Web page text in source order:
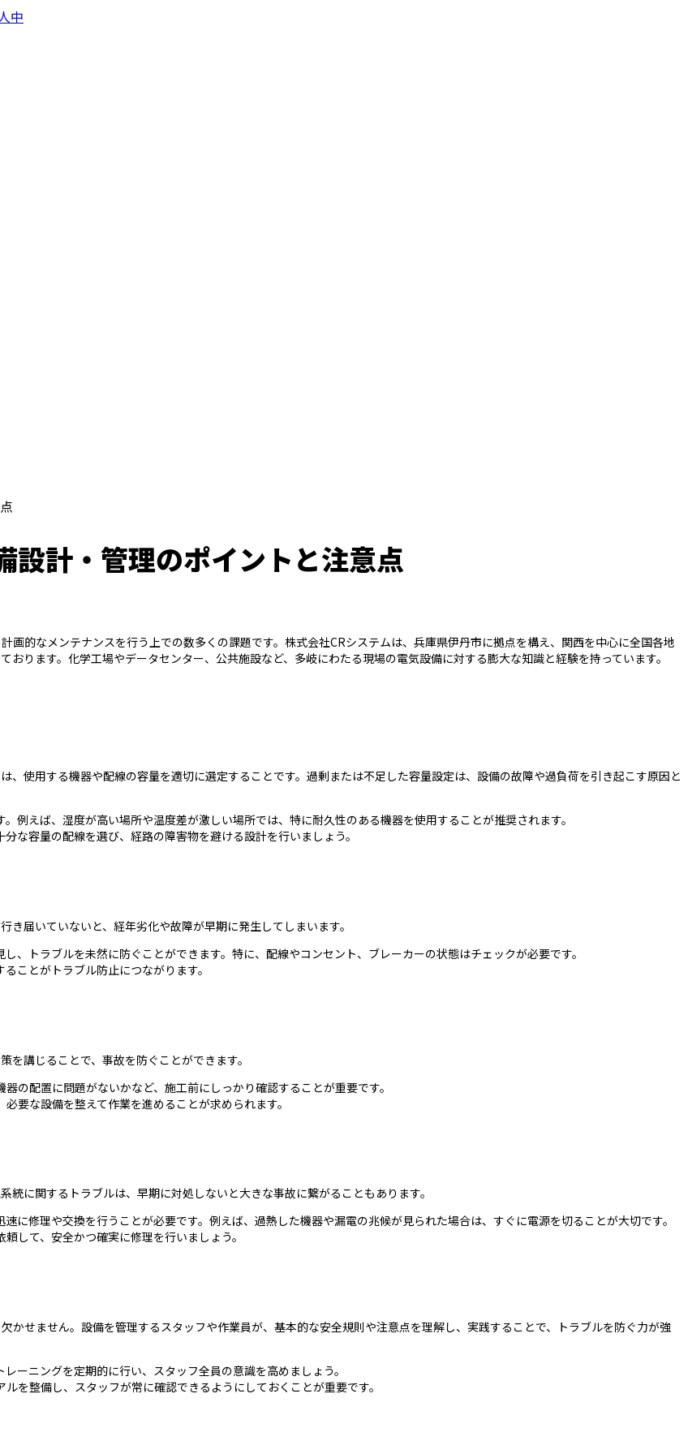
設計・管理のポイントと注意点
的なメンテナンスを行う上での数多くの課題です。株式会社CRシステムは、兵庫県伊丹市に拠点を構え、関西を中心に全国各地
ります。化学工場やデータセンター、公共施設など、多岐にわたる現場の電気設備に対する膨大な知識と経験を持っています。
使用する機器や配線の容量を適切に選定することです。過剰または不足した容量設定は、設備の故障や過負荷を引き起こす原因と
例えば、湿度が高い場所や温度差が激しい場所では、特に耐久性のある機器を使用することが推奨されます。
な容量の配線を選び、経路の障害物を避ける設計を行いましょう。
届いていないと、経年劣化や故障が早期に発生してしまいます。
、トラブルを未然に防ぐことができます。特に、配線やコンセント、ブレーカーの状態はチェックが必要です。
ことがトラブル防止につながります。
講じることで、事故を防ぐことができます。
の配置に問題がないかなど、施工前にしっかり確認することが重要です。
要な設備を整えて作業を進めることが求められます。
に関するトラブルは、早期に対処しないと大きな事故に繋がることもあります。
に修理や交換を行うことが必要です。例えば、過熱した機器や漏電の兆候が見られた場合は、すぐに電源を切ることが大切です。
して、安全かつ確実に修理を行いましょう。
かせません。設備を管理するスタッフや作業員が、基本的な安全規則や注意点を理解し、実践することで、トラブルを防ぐ力が強
ーニングを定期的に行い、スタッフ全員の意識を高めましょう。
を整備し、スタッフが常に確認できるようにしておくことが重要です。